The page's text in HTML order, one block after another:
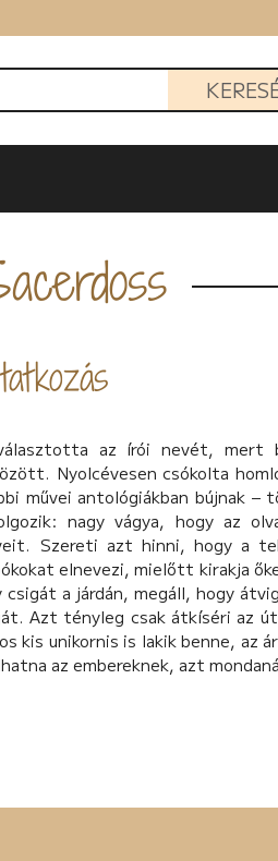
az írói nevét, mert
Nyolcévesen csókolta
antológiákban bújnak –
nagy vágya, hogy az
Szereti azt hinni, hogy a
elnevezi, mielőtt kirakja
a járdán, megáll, hogy
Azt tényleg csak átkíséri az
kis unikornis is lakik benne, az
az embereknek, azt